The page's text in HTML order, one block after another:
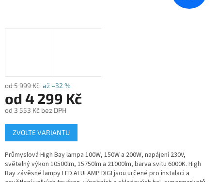
od 5 999 Kč až –32 %
od 4 299 Kč
od 3 553 Kč bez DPH
Měrná
cena:
ZVOLTE VARIANTU
Průmyslová High Bay lampa 100W, 150W a 200W, napájení 230V,
světelný výkon 10500lm, 15750lm a 21000lm, barva svitu 6000K. High
Bay závěsné lampy LED ALULAMP DIGI jsou určené pro instalaci a